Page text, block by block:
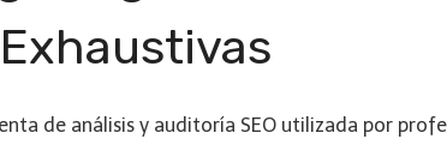
de análisis y auditoría SEO utilizada por